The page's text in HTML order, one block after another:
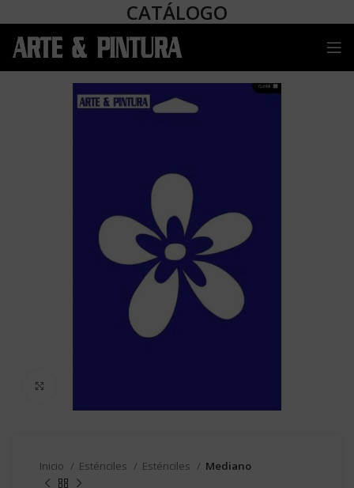
CATÁLOGO
Inicio Esténciles Esténciles Mediano